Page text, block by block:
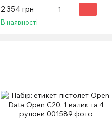
2 354 грн
В наявності